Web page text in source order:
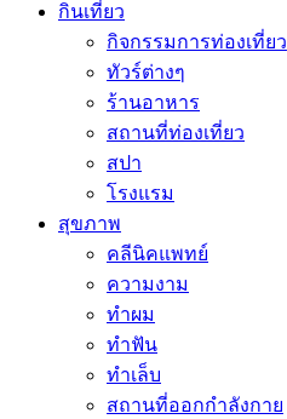
กินเที่ยว
กิจกรรมการท่องเที่ยว
ทัวร์ต่างๆ
ร้านอาหาร
สถานที่ท่องเที่ยว
สปา
โรงแรม
สุขภาพ
คลีนิคแพทย์
ความงาม
ทำผม
ทำฟัน
ทำเล็บ
สถานที่ออกกำลังกาย